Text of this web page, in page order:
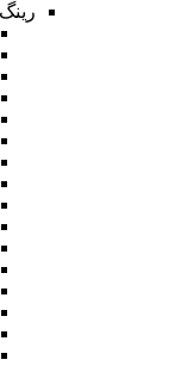
رینگ 16